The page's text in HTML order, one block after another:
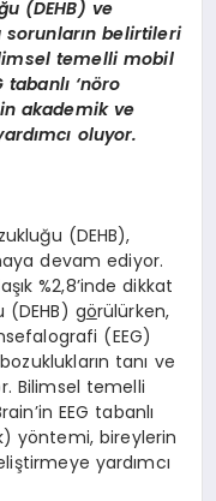
(DEHB) ve
belirtileri
temelli mobil
‘nöro
akademik ve
oluyor.
(DEHB),
devam ediyor.
%2,8’inde dikkat
görülürken,
(EEG)
tanı ve
Bilimsel temelli
EEG tabanlı
yöntemi, bireylerin
yardımcı